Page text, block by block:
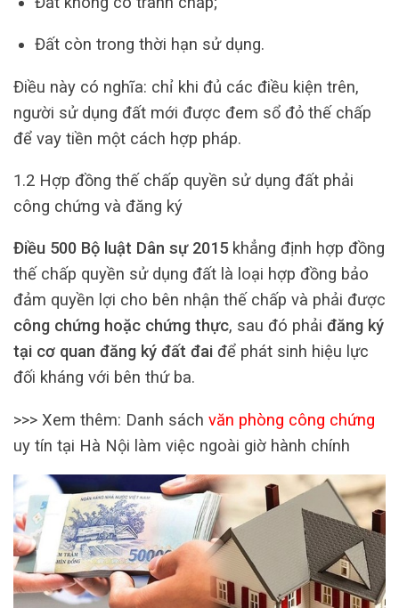
Đất còn trong thời hạn sử dụng.
Điều này có nghĩa: chỉ khi đủ các điều kiện trên,
người sử dụng đất mới được đem sổ đỏ thế chấp
để vay tiền một cách hợp pháp.
1.2 Hợp đồng thế chấp quyền sử dụng đất phải
công chứng và đăng ký
Điều 500 Bộ luật Dân sự 2015khẳng định hợp đồng
thế chấp quyền sử dụng đất là loại hợp đồng bảo
đảm quyền lợi cho bên nhận thế chấp và phải được
công chứng hoặc chứng thực, sau đó phải đăng ký
tại cơ quan đăng ký đất đai để phát sinh hiệu lực
đối kháng với bên thứ ba.
>>> Xem thêm: Danh sách văn phòng công chứng
uy tín tại Hà Nội làm việc ngoài giờ hành chính